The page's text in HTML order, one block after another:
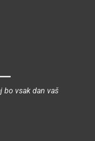
bo vsak dan vaš